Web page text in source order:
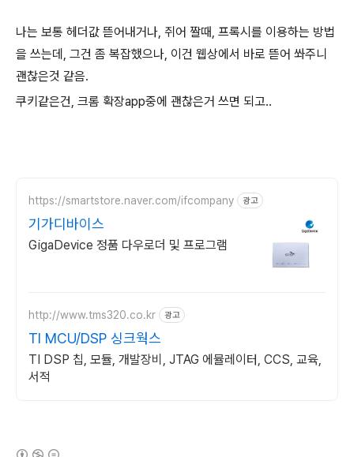
나는 보통 헤더값 뜯어내거나, 쥐어 짤때, 프록시를 이용하는 방법
을 쓰는데, 그건 좀 복잡했으나, 이건 웹상에서 바로 뜯어 쏴주니
괜찮은것 같음.
쿠키같은건, 크롬 확장app중에 괜찮은거 쓰면 되고..
https://smartstore.naver.com/ifcompany 광고
기가디바이스
GigaDevice 정품 다우로더 및 프로그램
http://www.tms320.co.kr 광고
TI MCU/DSP 싱크웍스
TI DSP 칩, 모듈, 개발장비, JTAG 에뮬레이터, CCS, 교육,
서적